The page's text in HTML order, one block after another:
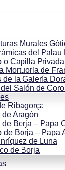
Murales
del Palau
o Capilla
Mortuoria de
de la Galería
Salón de
Ribagorça
de Aragón
Borja – Papa
de Borja – Papa
de Luna
de Borja